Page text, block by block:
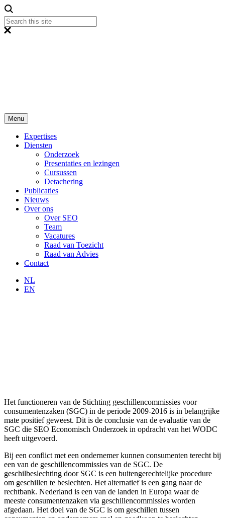
Menu
Expertises
Diensten
Onderzoek
Presentaties en lezingen
Cursussen
Detachering
Publicaties
Nieuws
Over ons
Over SEO
Team
Vacatures
Raad van Toezicht
Raad van Advies
Contact
NL
EN
Het functioneren van de Stichting geschillencommissies voor
consumentenzaken (SGC) in de periode 2009-2016 is in belangrijke
mate positief geweest. Dit is de conclusie van de evaluatie van de
SGC die SEO Economisch Onderzoek in opdracht van het WODC
heeft uitgevoerd.
Bij een conflict met een ondernemer kunnen consumenten terecht bij
een van de geschillencommissies van de SGC. De
geschilbeslechting door SGC is een buitengerechtelijke procedure
om geschillen te beslechten. Het alternatief is een gang naar de
rechtbank. Nederland is een van de landen in Europa waar de
meeste consumentenzaken via geschillencommissies worden
afgedaan. Het doel van de SGC is om geschillen tussen